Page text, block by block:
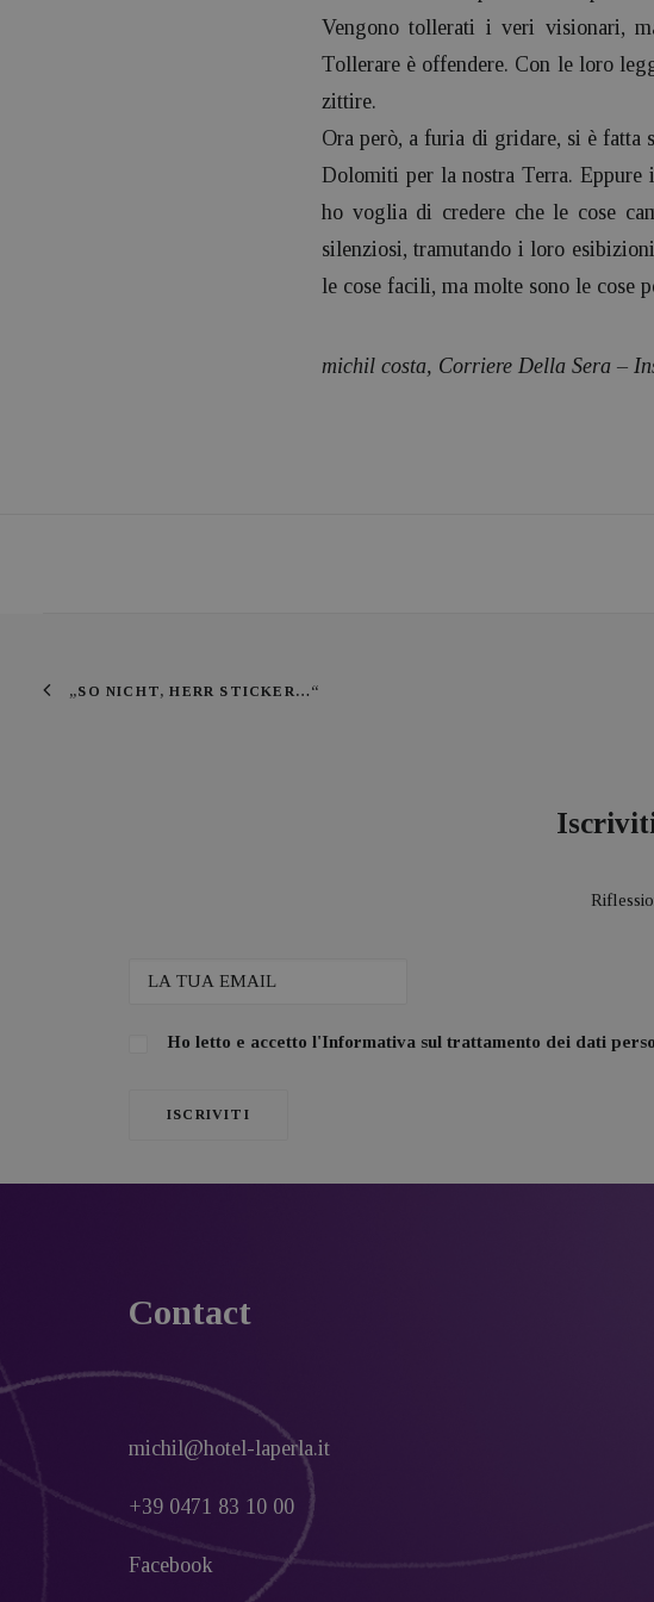
Vengono tollerati i veri visionari,
Tollerare è offendere. Con le loro
zittire.
Ora però, a furia di gridare, si è fatta
Dolomiti per la nostra Terra. Eppure
ho voglia di credere che le cose
silenziosi, tramutando i loro
le cose facili, ma molte sono le cose
michil costa, Corriere Della Sera –
„SO NICHT, HERR STICKER…“
Ho letto e accetto l'Informativa sul trattamento dei dati
Contact
michil@hotel-laperla.it
+39 0471 83 10 00
Facebook